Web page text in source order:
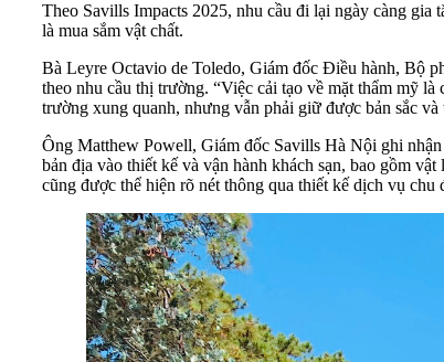
Theo Savills Impacts 2025, nhu cầu đi lại ngày càng
là mua sắm vật chất.
Bà Leyre Octavio de Toledo, Giám đốc Điều hành, Bộ
theo nhu cầu thị trường. “Việc cải tạo về mặt thẩm mỹ
trường xung quanh, nhưng vẫn phải giữ được bản sắc
Ông Matthew Powell, Giám đốc Savills Hà Nội ghi
bản địa vào thiết kế và vận hành khách sạn, bao gồm
cũng được thể hiện rõ nét thông qua thiết kế dịch vụ chu